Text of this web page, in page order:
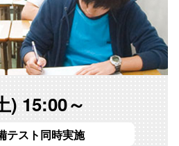
) 15:00～
テスト同時実施